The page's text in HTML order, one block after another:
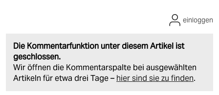
Die Kommentarfunktion unter diesem Artikel ist
geschlossen.
Wir öffnen die Kommentarspalte bei ausgewählten
Artikeln für etwa drei Tage – hier sind sie zu finden.
einloggen